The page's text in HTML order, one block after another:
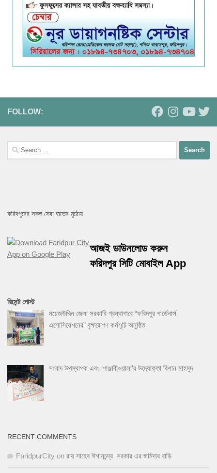
FOLLOW:
ফরিদপুরের সকল সেবা হাতের মুঠোয়
আজই ডাউনলোড করুন
ফরিদপুর সিটি মোবাইল App
রিসেন্ট পোস্ট
ময়েজউদ্দিন জেলা সরকারি গ্রন্থাগারে “ফরিদপুর গার্ডেনার্স
এসোসিয়েশনের” বৃক্ষরোপণ কর্মসূচি অনুষ্ঠিত
সংবাদ উপস্থাপক এবং ‘পাঞ্জাবীওয়ালা’র উদ্যোক্তা রিশান মাহমুদ
RECENT COMMENTS
FaridpurCity on রায় সাহেব ঈশানচন্দ্র সরকার এর জমিদার বাড়ি